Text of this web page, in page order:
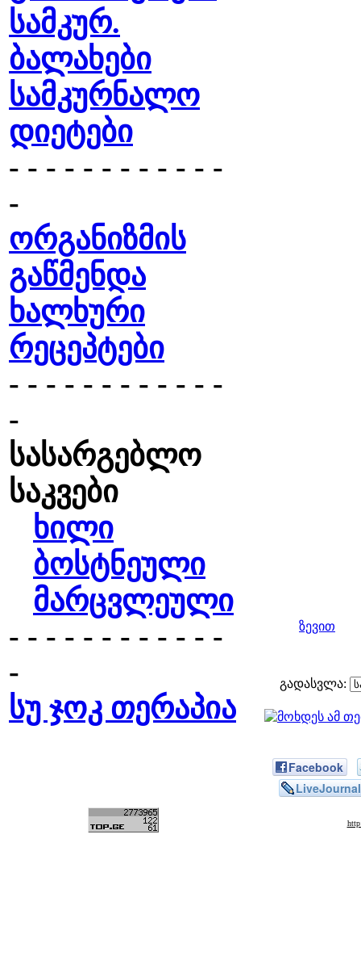
სამკურ.
ბალახები
სამკურნალო
დიეტები
- - - - - - - - - - - -
-
ორგანიზმის
გაწმენდა
ხალხური
რეცეპტები
- - - - - - - - - - - -
-
სასარგებლო
საკვები
ხილი
ბოსტნეული
მარცვლეული
- - - - - - - - - - - -
-
სუ ჯოკ თერაპია
ზევით
გადასვლა:
Facebook
LiveJournal